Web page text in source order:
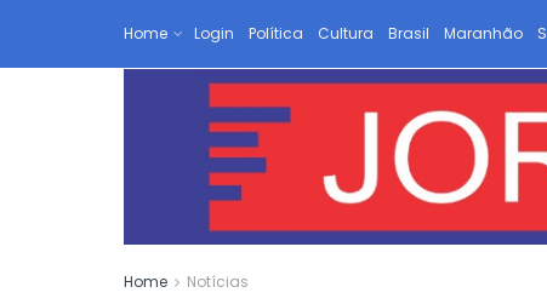
Home Login Política Cultura Brasil Maranhão
Home Notícias